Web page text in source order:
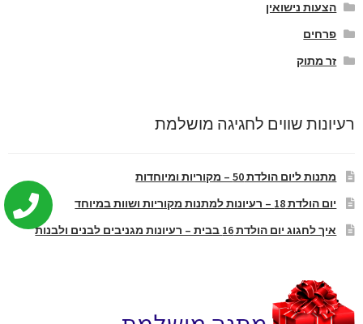
הצעות נישואין
פרחים
זר מתוק
רעיונות שווים לחגיגה מושלמת
מתנות ליום הולדת 50 – מקוריות ומיוחדות
יום הולדת 18 – רעיונות למתנות מקוריות ושוות במיוחד
איך לחגוג יום הולדת 16 בבית – רעיונות מגניבים לבנים ולבנות